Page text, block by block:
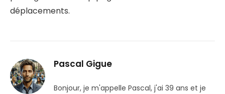
déplacements.
Pascal Gigue
Bonjour, je m'appelle Pascal, j'ai 39 ans et je